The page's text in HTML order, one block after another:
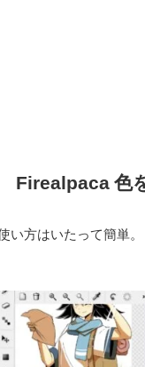
Firealpaca 色
い方はいたって簡単。